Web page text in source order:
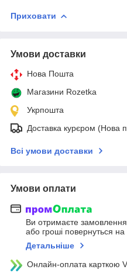
Приховати
Умови доставки
Нова Пошта
Магазини Rozetka
Укрпошта
Доставка курєром (Нова
Всі умови доставки
Умови оплати
Ви отримаєте замовлення
або гроші повернуться на
Детальніше
Онлайн-оплата карткою